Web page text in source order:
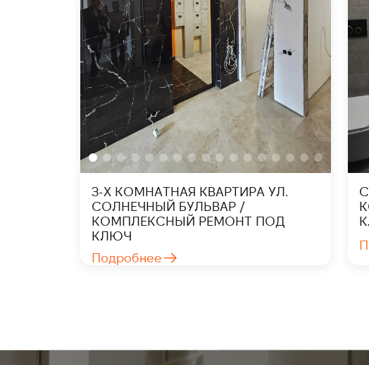
3-Х КОМНАТНАЯ КВАРТИРА УЛ.
СОЛНЕЧНЫЙ БУЛЬВАР /
КОМПЛЕКСНЫЙ РЕМОНТ ПОД
КЛЮЧ
Подробнее